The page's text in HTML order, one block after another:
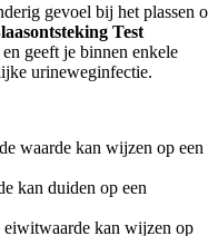
gevoel bij het plassen
Test
geeft je binnen enkele
urineweginfectie.
waarde kan wijzen op een
kan duiden op een
eiwitwaarde kan wijzen op